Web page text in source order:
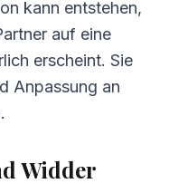
kann entstehen,
auf eine
erscheint. Sie
Anpassung an
Widder